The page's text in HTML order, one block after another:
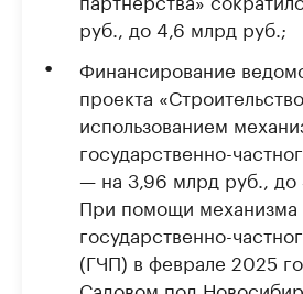
руб., до 4,6 млрд руб.;
Финансирование
проекта
использованием
государственно-
— на 3,96 млрд руб., до
При помощи механизма
государственно-
(ГЧП) в феврале 2025